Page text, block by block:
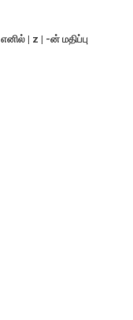
எனில் | z | -ன் மதிப்பு